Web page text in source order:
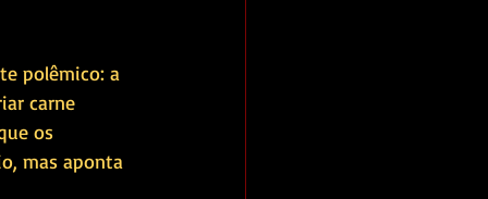
carne
os
mas aponta